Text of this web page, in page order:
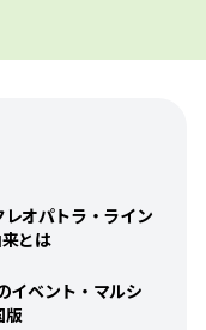
オパトラ・ライン
とは
イベント・マルシ
版